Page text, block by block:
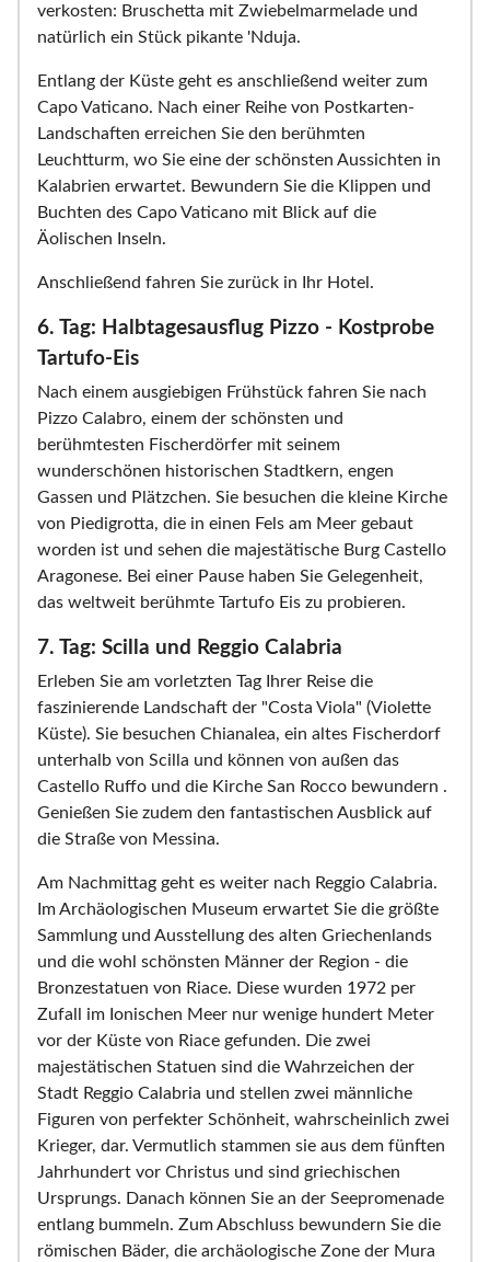
verkosten: Bruschetta mit Zwiebelmarmelade und
natürlich ein Stück pikante 'Nduja.
Entlang der Küste geht es anschließend weiter zum
Capo Vaticano. Nach einer Reihe von Postkarten-
Landschaften erreichen Sie den berühmten
Leuchtturm, wo Sie eine der schönsten Aussichten in
Kalabrien erwartet. Bewundern Sie die Klippen und
Buchten des Capo Vaticano mit Blick auf die
Äolischen Inseln.
Anschließend fahren Sie zurück in Ihr Hotel.
6. Tag: Halbtagesausflug Pizzo - Kostprobe
Tartufo-Eis
Nach einem ausgiebigen Frühstück fahren Sie nach
Pizzo Calabro, einem der schönsten und
berühmtesten Fischerdörfer mit seinem
wunderschönen historischen Stadtkern, engen
Gassen und Plätzchen. Sie besuchen die kleine Kirche
von Piedigrotta, die in einen Fels am Meer gebaut
worden ist und sehen die majestätische Burg Castello
Aragonese. Bei einer Pause haben Sie Gelegenheit,
das weltweit berühmte Tartufo Eis zu probieren.
7. Tag: Scilla und Reggio Calabria
Erleben Sie am vorletzten Tag Ihrer Reise die
faszinierende Landschaft der "Costa Viola" (Violette
Küste). Sie besuchen Chianalea, ein altes Fischerdorf
unterhalb von Scilla und können von außen das
Castello Ruffo und die Kirche San Rocco bewundern .
Genießen Sie zudem den fantastischen Ausblick auf
die Straße von Messina.
Am Nachmittag geht es weiter nach Reggio Calabria.
Im Archäologischen Museum erwartet Sie die größte
Sammlung und Ausstellung des alten Griechenlands
und die wohl schönsten Männer der Region - die
Bronzestatuen von Riace. Diese wurden 1972 per
Zufall im Ionischen Meer nur wenige hundert Meter
vor der Küste von Riace gefunden. Die zwei
majestätischen Statuen sind die Wahrzeichen der
Stadt Reggio Calabria und stellen zwei männliche
Figuren von perfekter Schönheit, wahrscheinlich zwei
Krieger, dar. Vermutlich stammen sie aus dem fünften
Jahrhundert vor Christus und sind griechischen
Ursprungs. Danach können Sie an der Seepromenade
entlang bummeln. Zum Abschluss bewundern Sie die
römischen Bäder, die archäologische Zone der Mura